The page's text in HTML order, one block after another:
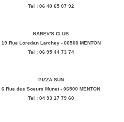
Tel : 06 40 65 07 92
NAREV'S CLUB
19 Rue Loredan Larchey - 06500 MENTON
Tel : 06 95 44 73 74
PIZZA SUN
6 Rue des Soeurs Munet - 06500 MENTON
Tel : 04 93 17 79 60